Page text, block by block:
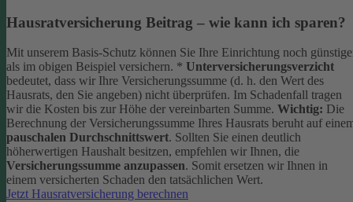
Hausratversicherung Beitrag – wie kann ich sparen?
Mit unserem Basis-Schutz können Sie Ihre Einrichtung noch
als im obigen Beispiel versichern. * Unterversicherungsverzicht
bedeutet, dass wir Ihre Versicherungssumme (d. h. den Wert des
Hausrats, den Sie angeben) nicht überprüfen. Im Schadenfall tragen
wir die Kosten bis zur Höhe der vereinbarten Summe. Wichtig: Die
Berechnung der Versicherungssumme Ihres Hausrats beruht auf
pauschalen Durchschnittswert. Sollten Sie einen deutlich
höherwertigen Haushalt besitzen, empfehlen wir Ihnen, die
Versicherungssumme anzupassen. Somit ersetzen wir Ihnen in
einem versicherten Schaden den tatsächlichen Wert.
Jetzt Hausratversicherung berechnen